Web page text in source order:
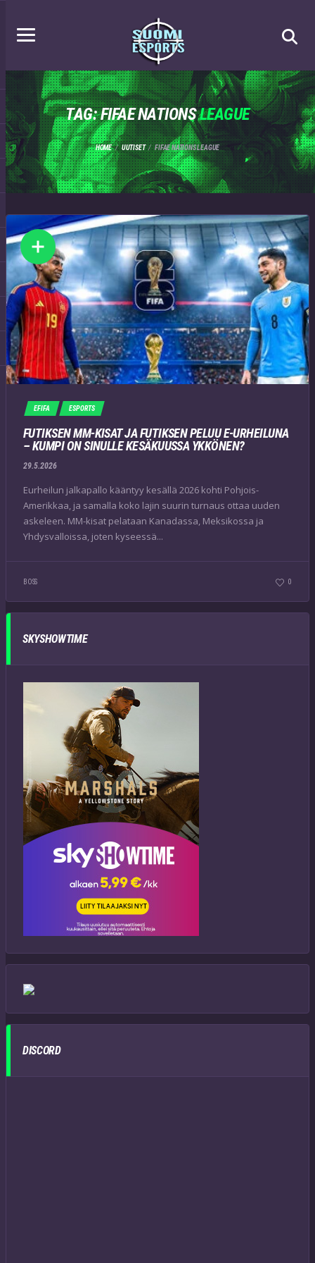
TAG: FIFAE NATIONSLEAGUE
HOME UUTISET FIFAE NATIONS LEAGUE
EFIFA ESPORTS
FUTIKSEN MM-KISAT JA FUTIKSEN PELUU E-URHEILUNA
– KUMPI ON SINULLE KESÄKUUSSA YKKÖNEN?
29.5.2026
Eurheilun jalkapallo kääntyy kesällä 2026 kohti Pohjois-
Amerikkaa, ja samalla koko lajin suurin turnaus ottaa uuden
askeleen. MM-kisat pelataan Kanadassa, Meksikossa ja
Yhdysvalloissa, joten kyseessä...
BOSS 0
SKYSHOWTIME
DISCORD